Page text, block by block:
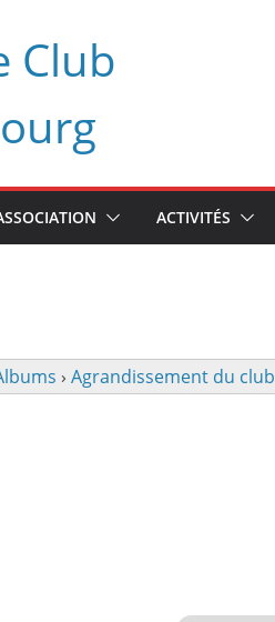
Club
ACTIVITÉS
› Agrandissement du club